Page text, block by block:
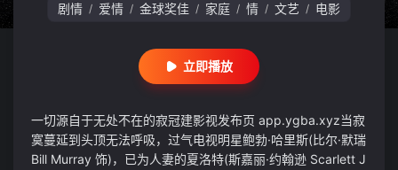
剧情 / 爱情 / 金球奖佳 / 家庭 / 情 / 文艺 / 电影
立即播放
一切源自于无处不在的寂冠建影视发布页 app.ygba.xyz当寂
寞蔓延到头顶无法呼吸，过气电视明星鲍勃·哈里斯(比尔·默瑞
Bill Murray 饰)，已为人妻的夏洛特(斯嘉丽·约翰逊 Scarlett J